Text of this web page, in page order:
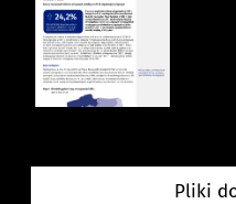
Pliki